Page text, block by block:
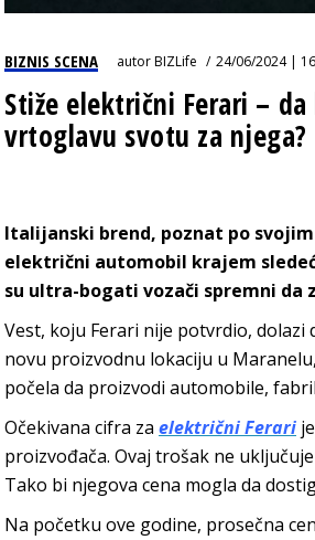
BIZNIS SCENA autorBIZLife 24/06/2024 |
Stiže električni Ferari –
vrtoglavu svotu za njega?
Italijanski brend, poznat po
električni automobil krajem
su ultra-bogati vozači spremni da
Vest, koju Ferari nije potvrdio,
novu proizvodnu lokaciju u
počela da proizvodi automobile,
Očekivana cifra za električni Ferari
proizvođača. Ovaj trošak ne
Tako bi njegova cena mogla da
Na početku ove godine, prosečna